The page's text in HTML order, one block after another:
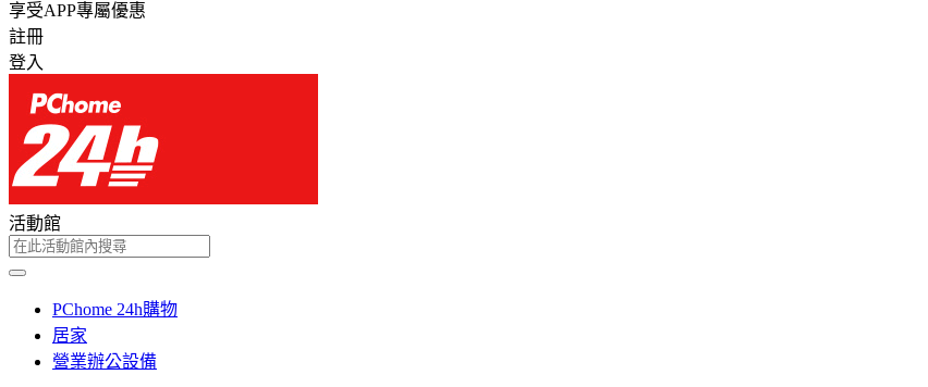
享受APP專屬優惠
註冊
登入
活動館
PChome 24h購物
居家
營業辦公設備